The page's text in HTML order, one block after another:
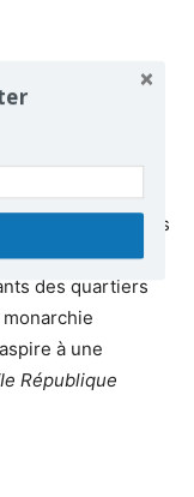
nouveaux droits
des enfants,
des quartiers
à une
République